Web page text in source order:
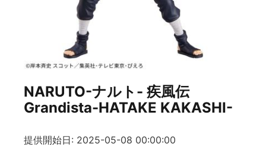
NARUTO-ナルト- 疾風伝
Grandista-HATAKE KAKASHI-
提供開始日: 2025-05-08 00:00:00